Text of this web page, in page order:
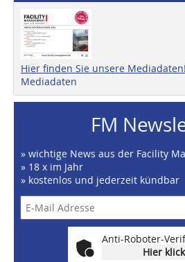
Hier finden Sie unsere Mediadaten!
Mediadaten
FM
» wichtige News aus der Facility
» 18 x im Jahr
» kostenlos und jederzeit kündbar
Anti-Roboter-
Hier